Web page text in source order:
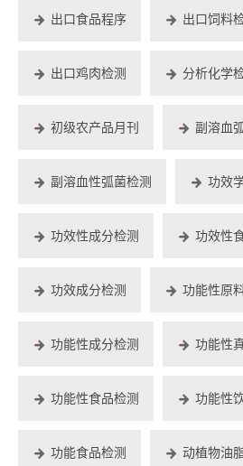
出口食品程序 出口饲料
出口鸡肉检测 分析化学
初级农产品月刊 副溶血
副溶血性弧菌检测 功效
功效性成分检测 功效性
功效成分检测 功能性原
功能性成分检测 功能性
功能性食品检测 功能性
功能食品检测 动植物油